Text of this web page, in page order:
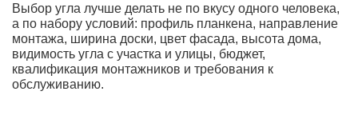
Выбор угла лучше делать не по вкусу одного человека,
а по набору условий: профиль планкена, направление
монтажа, ширина доски, цвет фасада, высота дома,
видимость угла с участка и улицы, бюджет,
квалификация монтажников и требования к
обслуживанию.